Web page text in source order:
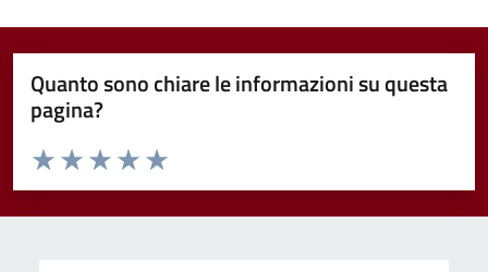
Quanto sono chiare le informazioni su questa
pagina?
Valuta da 1 a 5 stelle la pagina
Valuta 5 stelle su 5
Valuta 4 stelle su 5
Valuta 3 stelle su 5
Valuta 2 stelle su 5
Valuta 1 stelle su 5